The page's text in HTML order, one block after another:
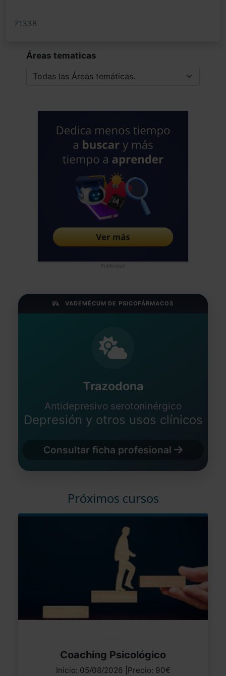
71338
Áreas tematicas
Publicidad
VADEMÉCUM DE PSICOFÁRMACOS
Trazodona
Antidepresivo serotoninérgico
Depresión y otros usos clínicos
Consultar ficha profesional
Próximos cursos
Coaching Psicológico
Inicio: 05/08/2026 |Precio: 90€